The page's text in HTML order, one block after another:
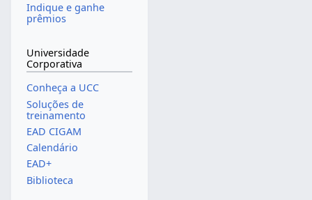
Indique e ganhe
prêmios
Universidade
Corporativa
Conheça a UCC
Soluções de
treinamento
EAD CIGAM
Calendário
EAD+
Biblioteca